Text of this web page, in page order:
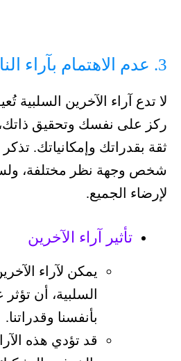
3. عدم الاهتمام بآراء الناس
لا تدع آراء الآخرين السلبية
ركز على نفسك وتحقيق
ثقة بقدراتك وإمكانياتك.
شخص وجهة نظر مختلفة،
لإرضاء الجميع.
تأثير آراء الآخرين
يمكن لآراء
السلبية، أن تؤثر
بأنفسنا وقدراتنا.
قد تؤدي هذه